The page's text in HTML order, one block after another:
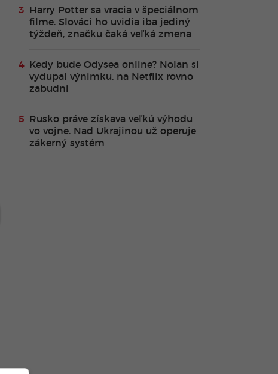
Harry Potter sa vracia v špeciálnom
filme. Slováci ho uvidia iba jediný
týždeň, značku čaká veľká zmena
Kedy bude Odysea online? Nolan si
vydupal výnimku, na Netflix rovno
zabudni
Rusko práve získava veľkú výhodu
vo vojne. Nad Ukrajinou už operuje
zákerný systém